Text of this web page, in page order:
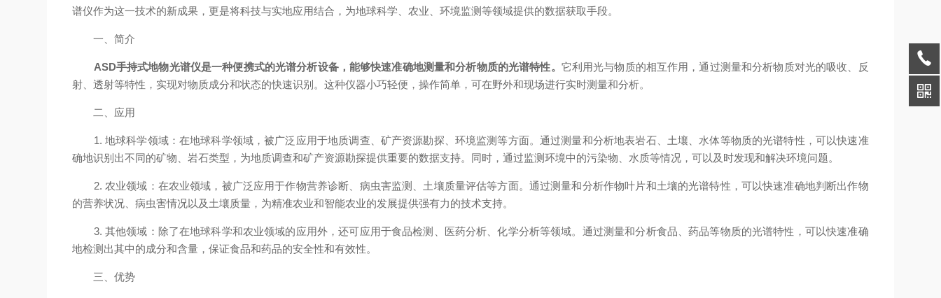
谱仪作为这一技术的新成果，更是将科技与实地应用结合，为地球科学、农业、环境监测等领域提供的数据获取手段。
一、简介
ASD手持式地物光谱仪是一种便携式的光谱分析设备，能够快速准确地测量和分析物质的光谱特性。 它利用光与物质的相互作用，通过测量和分析物质对光的吸收、反
射、透射等特性，实现对物质成分和状态的快速识别。这种仪器小巧轻便，操作简单，可在野外和现场进行实时测量和分析。
二、应用
1. 地球科学领域：在地球科学领域，被广泛应用于地质调查、矿产资源勘探、环境监测等方面。通过测量和分析地表岩石、土壤、水体等物质的光谱特性，可以快速准
确地识别出不同的矿物、岩石类型，为地质调查和矿产资源勘探提供重要的数据支持。同时，通过监测环境中的污染物、水质等情况，可以及时发现和解决环境问题。
2. 农业领域：在农业领域，被广泛应用于作物营养诊断、病虫害监测、土壤质量评估等方面。通过测量和分析作物叶片和土壤的光谱特性，可以快速准确地判断出作物
的营养状况、病虫害情况以及土壤质量，为精准农业和智能农业的发展提供强有力的技术支持。
3. 其他领域：除了在地球科学和农业领域的应用外，还可应用于食品检测、医药分析、化学分析等领域。通过测量和分析食品、药品等物质的光谱特性，可以快速准确
地检测出其中的成分和含量，保证食品和药品的安全性和有效性。
三、优势